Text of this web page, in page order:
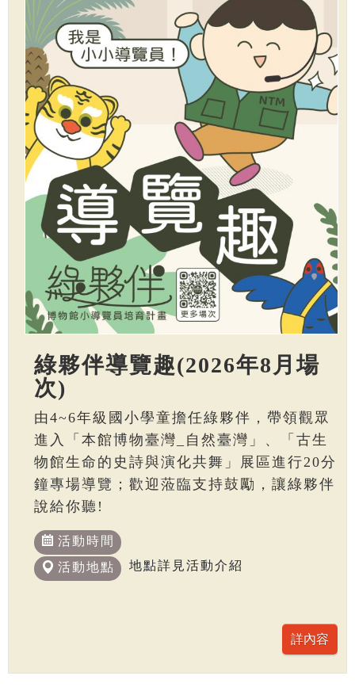
綠夥伴導覽趣(2026年8月場
次)
由4~6年級國小學童擔任綠夥伴，帶領觀眾
進入「本館博物臺灣_自然臺灣」、「古生
物館生命的史詩與演化共舞」展區進行20分
鐘專場導覽；歡迎蒞臨支持鼓勵，讓綠夥伴
說給你聽!
活動時間
活動地點
地點詳見活動介紹